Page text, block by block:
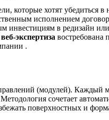
которые хотят убедиться
исполнением
инвестициям в редизайн
экспертиза востребована
.
(модулей). Каждый
сочетает
поверхностных и